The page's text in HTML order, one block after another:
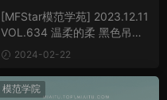
[MFStar模范学苑] 2023.12.11
VOL.634 温柔的柔 黑色吊带
情趣连衣裙[61P/669MB]
2024-02-22
模范学院